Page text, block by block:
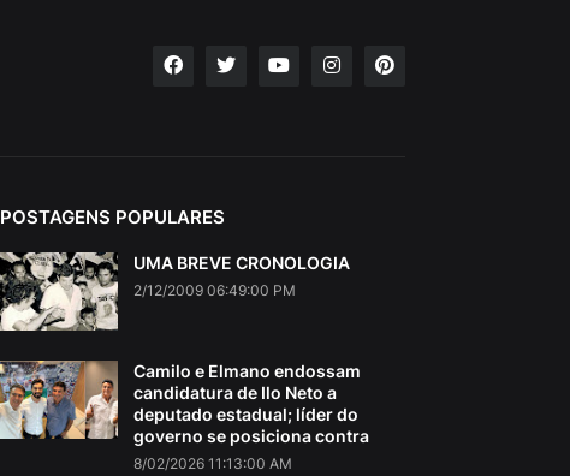
POSTAGENS POPULARES
UMA BREVE CRONOLOGIA
2/12/2009 06:49:00 PM
Camilo e Elmano endossam
candidatura de Ilo Neto a
deputado estadual; líder do
governo se posiciona contra
8/02/2026 11:13:00 AM